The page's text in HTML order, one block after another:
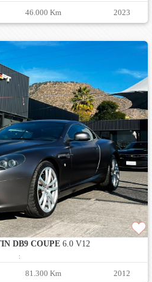
46.000 Km 2023
DB9 COUPE6.0 V12
:
81.300 Km 2012